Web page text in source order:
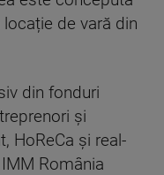
de vară din
din fonduri
și
HoReCa și real-
România